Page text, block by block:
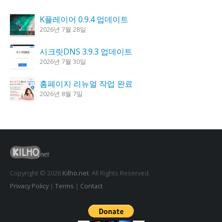
K플레이어 0.9.4 업데이트
2026년 7월 28일
시크릿DNS 3.9.3 업데이트
2026년 7월 30일
홈페이지 리뉴얼 작업 완료
2026년 8월 7일
도깨비 촛불 1.6.0 업데이트
2026년 7월 23일
Copyright © 2026 Kilho.net. All Rights Reserved.
Privacy Policy| Terms | Contact